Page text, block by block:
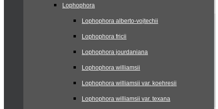
Lophophora
Lophophora alberto-vojtechii
Lophophora fricii
Lophophora jourdaniana
Lophophora williamsii
Lophophora williamsii var. koehresii
Lophophora williamsii var. texana